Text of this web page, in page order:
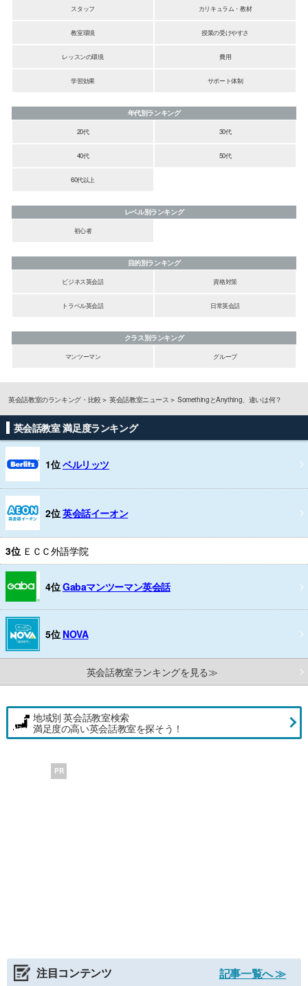
スタッフ カリキュラム・教材
教室環境 授業の受けやすさ
レッスンの環境 費用
学習効果 サポート体制
年代別ランキング
20代
30代
40代 50代
60代以上
レベル別ランキング
初心者
目的別ランキング
ビジネス英会話
資格対策
トラベル英会話 日常英会話
クラス別ランキング
マンツーマン
グループ
英会話教室のランキング・比較 英会話教室ニュース SomethingとAnything、違いは何？
英会話教室 満足度ランキング
1位ベルリッツ
2位英会話イーオン
3位 ＥＣＣ外語学院
4位Gabaマンツーマン英会話
5位 NOVA
英会話教室ランキングを見る≫
地域別 英会話教室検索
満足度の高い英会話教室を探そう！
PR
注目コンテンツ
記事一覧へ ≫